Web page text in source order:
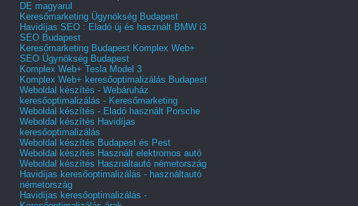
DE magyarul
Keresőmarketing Ügynökség Budapest
Havidíjas SEO : Eladó új és használt BMW i3
SEO Budapest
Keresőmarketing Budapest Komplex Web+
SEO Ügynökség Budapest
Komplex Web+ Tesla Model 3
Komplex Web+ keresőoptimalizálás Budapest
Weboldal készítés - Webáruház
keresőoptimalizálás - Keresőmarketing
Weboldal készítés - Eladó használt Porsche
Weboldal készítés Havidíjas
keresőoptimalizálás
Weboldal készítés Budapest és Pest
Weboldal készítés Használt elektromos autó
Weboldal készítés Használtautó németország
Havidíjas keresőoptimalizálás - használtautó
németország
Havidíjas keresőoptimalizálás -